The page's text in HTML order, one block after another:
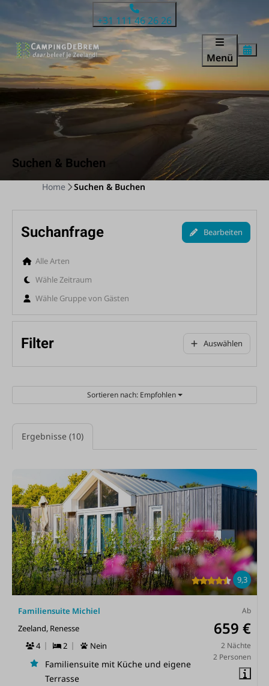
+31 111 46 26 26
Menü
Suchen & Buchen
Home Suchen & Buchen
Suchanfrage Bearbeiten
Alle Arten
Wähle Zeitraum
Wähle Gruppe von Gästen
Filter Auswählen
Sortieren nach: Empfohlen
Ergebnisse (10)
9,3
Ab
659 €
2 Nächte
2 Personen
Familiensuite Michiel
Zeeland, Renesse
4
2 Nein
Familiensuite mit Küche und eigene
Terrasse